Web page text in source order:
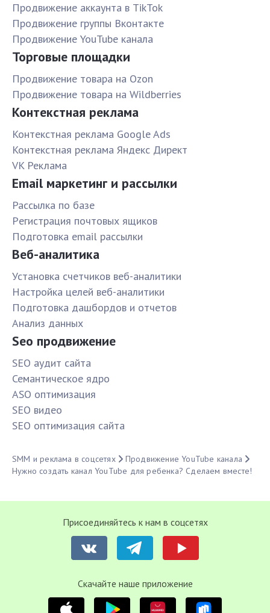
Продвижение аккаунта в TikTok
Продвижение группы Вконтакте
Продвижение YouTube канала
Торговые площадки
Продвижение товара на Ozon
Продвижение товара на Wildberries
Контекстная реклама
Контекстная реклама Google Ads
Контекстная реклама Яндекс Директ
VK Реклама
Email маркетинг и рассылки
Рассылка по базе
Pегистрация почтовых ящиков
Подготовка email рассылки
Веб-аналитика
Установка счетчиков веб-аналитики
Настройка целей веб-аналитики
Подготовка дашбордов и отчетов
Анализ данных
Seo продвижение
SЕО аудит сайта
Семантическое ядро
ASO оптимизация
SЕО видео
SЕО оптимизация сайта
SMM и реклама в соцсетях
Продвижение YouTube канала
Нужно создать канал YouTube для ребенка? Сделаем вместе!
Присоединяйтесь к нам в соцсетях
Cкачайте наше приложение